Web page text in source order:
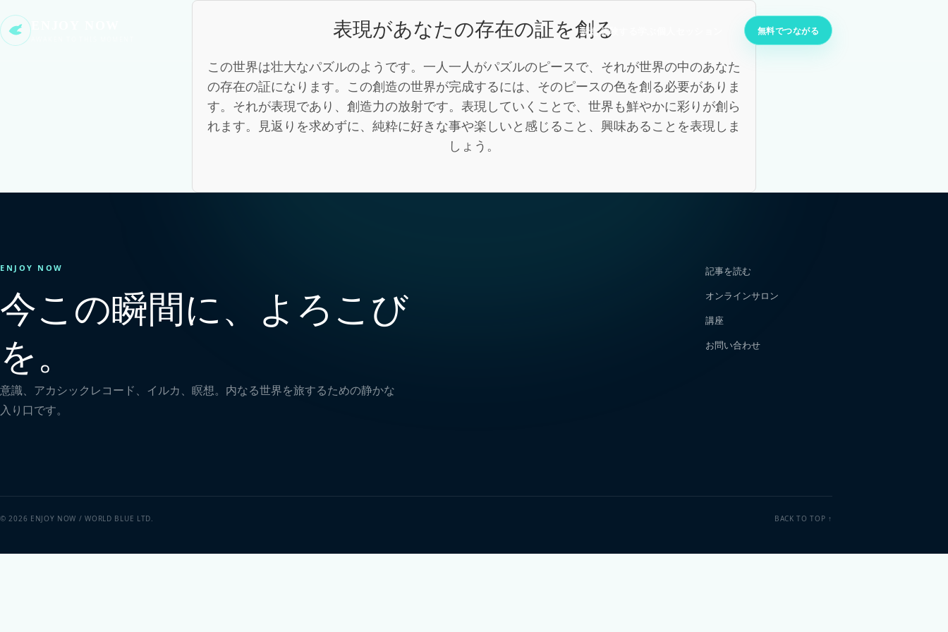
読む体験する 無料でつながる
表現があなたの存在の証を創る
この世界は壮大なパズルのようです。一人一人がパズルのピースで、それが世界の中のあなた
の存在の証になります。この創造の世界が完成するには、そのピースの色を創る必要がありま
す。それが表現であり、創造力の放射です。表現していくことで、世界も鮮やかに彩りが創ら
れます。見返りを求めずに、純粋に好きな事や楽しいと感じること、興味あることを表現しま
しょう。
ENJOY NOW
今この瞬間に、よろこび
を。
意識、アカシックレコード、イルカ、瞑想。内なる世界を旅するための静かな
入り口です。
記事を読む
オンラインサロン
講座
お問い合わせ
© 2026 ENJOY NOW / WORLD BLUE LTD. BACK TO TOP ↑